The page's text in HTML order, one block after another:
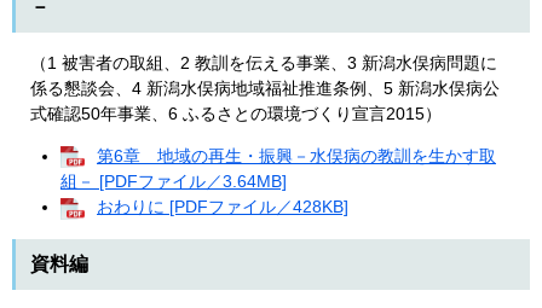
－
（1 被害者の取組、2 教訓を伝える事業、3 新潟水俣病問題に
係る懇談会、4 新潟水俣病地域福祉推進条例、5 新潟水俣病公
式確認50年事業、6 ふるさとの環境づくり宣言2015）
第6章 地域の再生・振興－水俣病の教訓を生かす取
組－ [PDFファイル／3.64MB]
おわりに [PDFファイル／428KB]
資料編